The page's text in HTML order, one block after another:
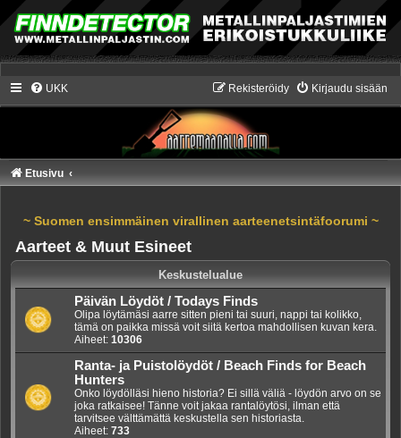
UKK Kirjaudu sisään
Rekisteröidy
Etusivu
~ Suomen ensimmäinen virallinen aarteenetsintäfoorumi ~
Aarteet & Muut Esineet
Keskustelualue
Päivän Löydöt / Todays Finds
Olipa löytämäsi aarre sitten pieni tai suuri, nappi tai kolikko,
tämä on paikka missä voit siitä kertoa mahdollisen kuvan kera.
Aiheet: 10306
Ranta- ja Puistolöydöt / Beach Finds for Beach
Hunters
Onko löydölläsi hieno historia? Ei sillä väliä - löydön arvo on se
joka ratkaisee! Tänne voit jakaa rantalöytösi, ilman että
tarvitsee välttämättä keskustella sen historiasta.
Aiheet: 733